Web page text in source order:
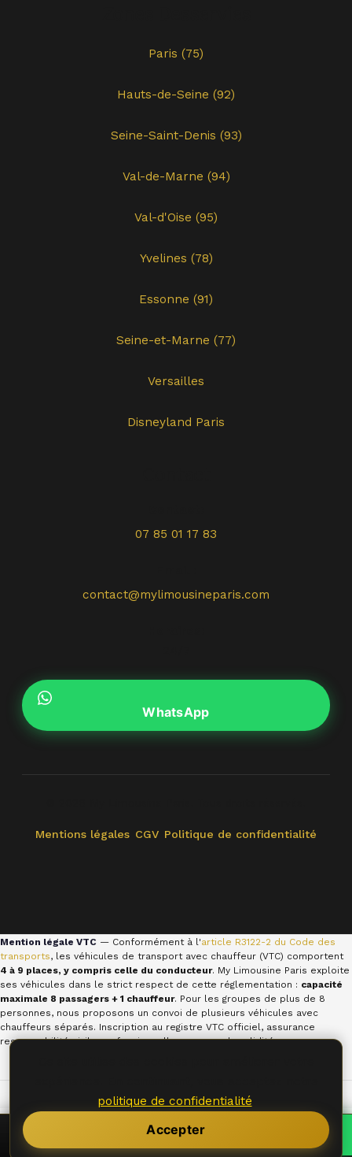
Paris (75)
Hauts-de-Seine (92)
Seine-Saint-Denis (93)
Val-de-Marne (94)
Val-d'Oise (95)
Yvelines (78)
Essonne (91)
Seine-et-Marne (77)
Versailles
Disneyland Paris
07 85 01 17 83
contact@mylimousineparis.com
WhatsApp
Mentions légales CGV Politique de confidentialité
Accueil WhatsApp
politique de confidentialité
Accepter
Mention légale VTC — Conformément à l'article R3122-2 du Code des
transports, les véhicules de transport avec chauffeur (VTC) comportent
4 à 9 places, y compris celle du conducteur. My Limousine Paris exploite
ses véhicules dans le strict respect de cette réglementation : capacité
maximale 8 passagers + 1 chauffeur. Pour les groupes de plus de 8
personnes, nous proposons un convoi de plusieurs véhicules avec
chauffeurs séparés. Inscription au registre VTC officiel, assurance
responsabilité civile professionnelle en cours de validité.
OFFSHORE EASY